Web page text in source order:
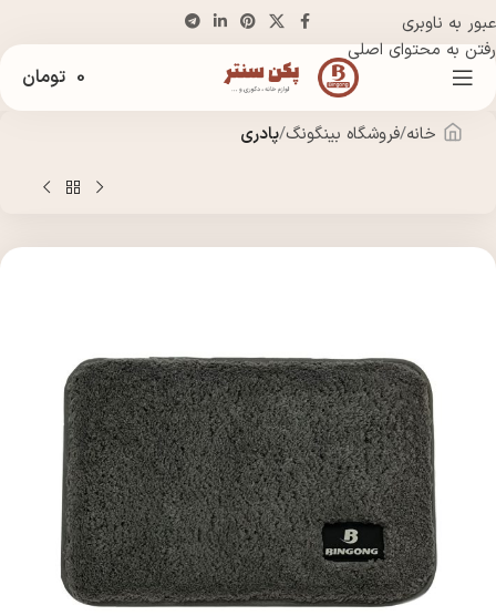
عبور به ناوبری
رفتن به محتوای اصلی
0 تومان
خانه فروشگاه بینگونگ پادری